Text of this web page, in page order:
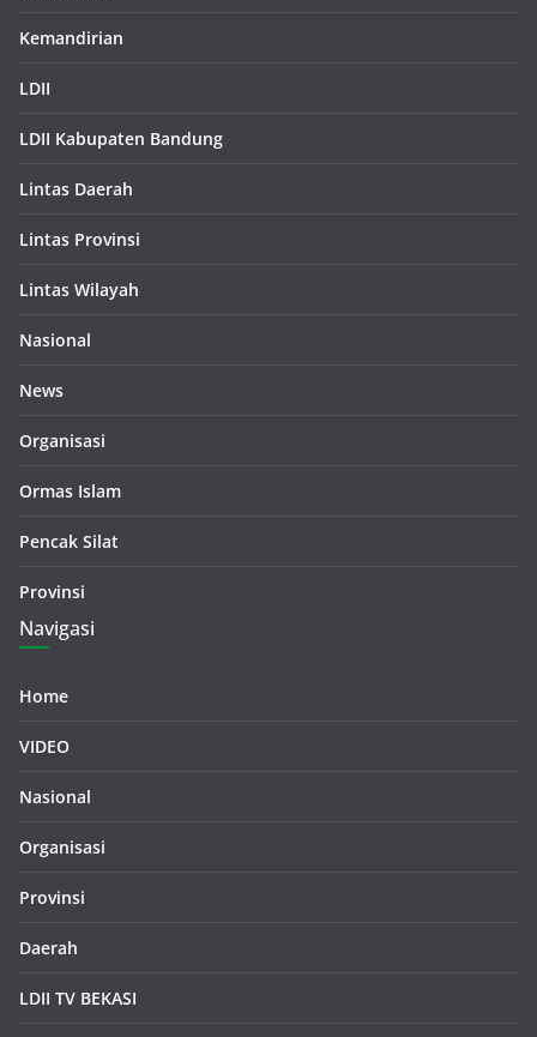
Kemandirian
LDII
LDII Kabupaten Bandung
Lintas Daerah
Lintas Provinsi
Lintas Wilayah
Nasional
News
Organisasi
Ormas Islam
Pencak Silat
Provinsi
Navigasi
Home
VIDEO
Nasional
Organisasi
Provinsi
Daerah
LDII TV BEKASI